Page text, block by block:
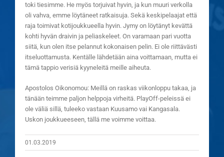
toki tiesimme. He myös torjuivat hyvin, ja kun muuri verkolla
oli vahva, emme löytäneet ratkaisuja. Sekä keskipelaajat että
raja toimivat kotijoukkueella hyvin. Jymy on löytänyt kevättä
kohti hyvän draivin ja peliaskeleet. On varamaan pari vuotta
siitä, kun olen itse pelannut kokonaisen pelin. Ei ole riittävästi
itseluottamusta. Kentälle lähdetään aina voittamaan, mutta ei
tämä tappio verisiä kyyneleitä meille aiheuta.
Apostolos Oikonomou: Meillä on raskas viikonloppu takaa, ja
tänään teimme paljon helppoja virheitä. PlayOff-peleissä ei
ole väliä sillä, tuleeko vastaan Kuusamo vai Kangasala.
Uskon joukkueeseen, tällä me voimme voittaa.
01.03.2019